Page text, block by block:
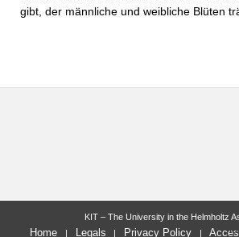
gibt, der männliche und weibliche Blüten
KIT – The University in the Helmholtz
Home Legals Privacy Policy